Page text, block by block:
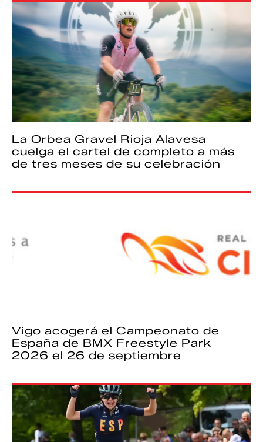
La Orbea Gravel Rioja Alavesa
cuelga el cartel de completo a más
de tres meses de su celebración
Vigo acogerá el Campeonato de
España de BMX Freestyle Park
2026 el 26 de septiembre